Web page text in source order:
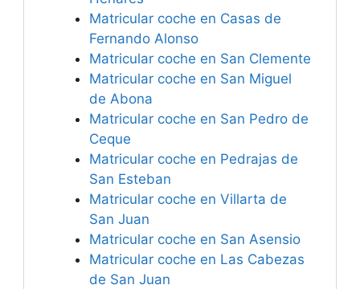
Matricular coche en Casas de
Fernando Alonso
Matricular coche en San Clemente
Matricular coche en San Miguel
de Abona
Matricular coche en San Pedro de
Ceque
Matricular coche en Pedrajas de
San Esteban
Matricular coche en Villarta de
San Juan
Matricular coche en San Asensio
Matricular coche en Las Cabezas
de San Juan